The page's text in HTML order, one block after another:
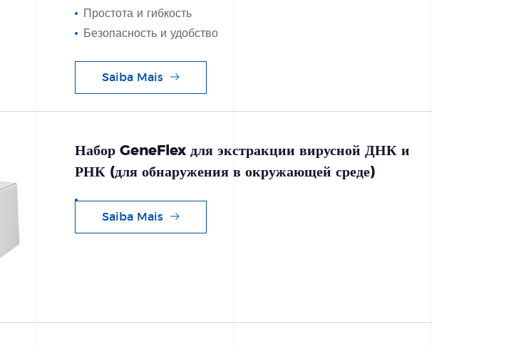
Простота и гибкость
Безопасность и удобство
Saiba Mais
Набор GeneFlex для экстракции вирусной ДНК и
РНК (для обнаружения в окружающей среде)
Saiba Mais